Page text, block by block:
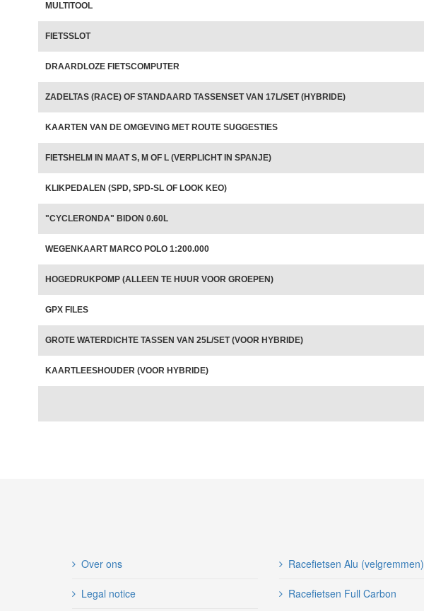
MULTITOOL
FIETSSLOT
DRAARDLOZE FIETSCOMPUTER
ZADELTAS (RACE) OF STANDAARD TASSENSET VAN 17L/SET (HYBRIDE)
KAARTEN VAN DE OMGEVING MET ROUTE SUGGESTIES
FIETSHELM IN MAAT S, M OF L (VERPLICHT IN SPANJE)
KLIKPEDALEN (SPD, SPD-SL OF LOOK KEO)
"CYCLERONDA" BIDON 0.60L
WEGENKAART MARCO POLO 1:200.000
HOGEDRUKPOMP (ALLEEN TE HUUR VOOR GROEPEN)
GPX FILES
GROTE WATERDICHTE TASSEN VAN 25L/SET (VOOR HYBRIDE)
KAARTLEESHOUDER (VOOR HYBRIDE)
Over ons
Legal notice
Racefietsen Alu (velgremmen)
Racefietsen Full Carbon